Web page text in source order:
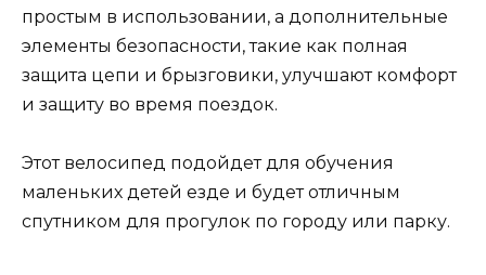
простым в использовании, а дополнительные
элементы безопасности, такие как полная
защита цепи и брызговики, улучшают комфорт
и защиту во время поездок.
Этот велосипед подойдет для обучения
маленьких детей езде и будет отличным
спутником для прогулок по городу или парку.